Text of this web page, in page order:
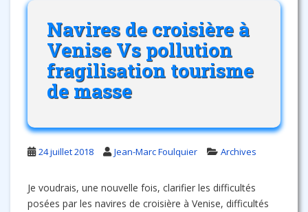
Navires de croisière à
Venise Vs pollution
fragilisation tourisme
de masse
24 juillet 2018 Jean-Marc Foulquier Archives
Je voudrais, une nouvelle fois, clarifier les difficultés
posées par les navires de croisière à Venise, difficultés